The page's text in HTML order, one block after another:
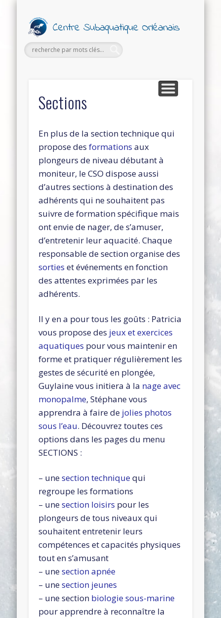
Sections
En plus de la section technique qui
propose desformations aux
plongeurs de niveau débutant à
moniteur, le CSO dispose aussi
d’autres sections à destination des
adhérents qui ne souhaitent pas
suivre de formation spécifique mais
ont envie de nager, de s’amuser,
d’entretenir leur aquacité. Chaque
responsable de section organise des
sortieset événements en fonction
des attentes exprimées par les
adhérents.
Il y en a pour tous les goûts : Patricia
vous propose des jeux et exercices
aquatiques pour vous maintenir en
forme et pratiquer régulièrement les
gestes de sécurité en plongée,
Guylaine vous initiera à la nage avec
monopalme, Stéphane vous
apprendra à faire de jolies photos
sous l’eau. Découvrez toutes ces
options dans les pages du menu
SECTIONS :
– unesection techniquequi
regroupe les formations
– unesection loisirs pour les
plongeurs de tous niveaux qui
souhaitent entretenir leurs
compétences et capacités physiques
tout en s’amusant
– unesection apnée
– unesection jeunes
– une section biologie sous-marine
pour apprendre à reconnaître la